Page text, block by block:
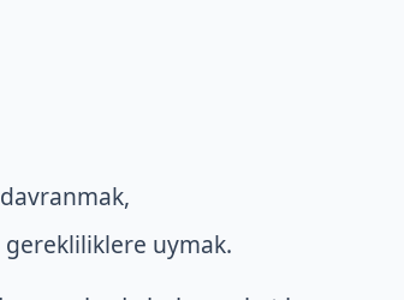
davranmak,
uymak.